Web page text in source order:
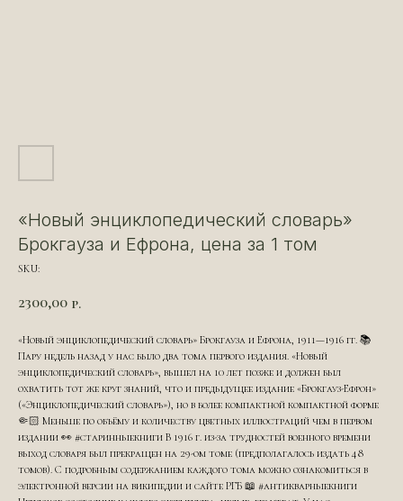
«Новый энциклопедический словарь»
Брокгауза и Ефрона, цена за 1 том
SKU:
2300,00 р.
«Новый энциклопедический словарь» Брокгауза и Ефрона, 1911—1916 гг. 📚
Пару недель назад у нас было два тома первого издания. «Новый
энциклопедический словарь», вышел на 10 лет позже и должен был
охватить тот же круг знаний, что и предыдущее издание «Брокгауз-Ефрон»
(«Энциклопедический словарь»), но в более компактной компактной форме
🤏🏻 Меньше по объёму и количеству цветных иллюстраций чем в первом
издании 👀 #старинныекниги В 1916 г. из-за трудностей военного времени
выход словаря был прекращен на 29-ом томе (предполагалось издать 48
томов). С подробным содержанием каждого тома можно ознакомиться в
электронной версии на википедии и сайте РГБ 📖 #антикварныекниги